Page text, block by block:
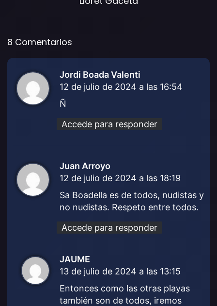
8 Comentarios
Jordi Boada Valenti
i
:
12 de julio de 2024 a las 16:54
Ñ
Accede para responder
Juan Arroyo
i
e
12 de julio de 2024 a las 18:19
Sa Boadella es de todos, nudistas y
no nudistas. Respeto entre todos.
Accede para responder
JAUME
i
e
13 de julio de 2024 a las 13:15
Entonces como las otras playas
también son de todos, iremos